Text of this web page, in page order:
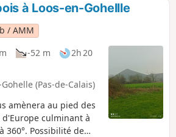
à Loos-en-Gohellle
/ AMM
-52 m
2h 20
(Pas-de-Calais)
amènera au pied des
culminant à
360°. Possibilité de